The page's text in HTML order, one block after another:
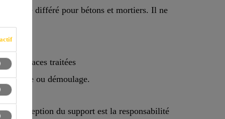
différé pour bétons et mortiers. Il ne
les surfaces traitées
ou démoulage.
(la réception du support est la responsabilité